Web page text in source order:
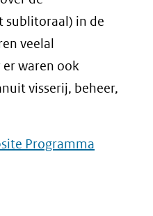
sublitoraal) in de
veelal
waren ook
visserij, beheer,
Programma